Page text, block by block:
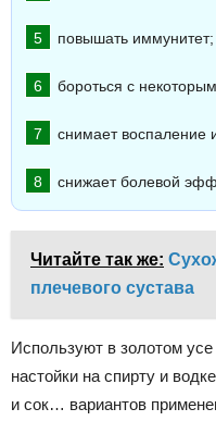
повышать иммунитет;
бороться с
снимает воспаление
снижает болевой
Читайте так же:
плечевого сустава
Используют в золотом
настойки на спирту и
и сок… вариантов